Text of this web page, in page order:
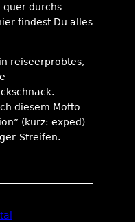
quer durchs
findest Du alles
reiseerprobtes,
diesem Motto
(kurz: exped)
Streifen.